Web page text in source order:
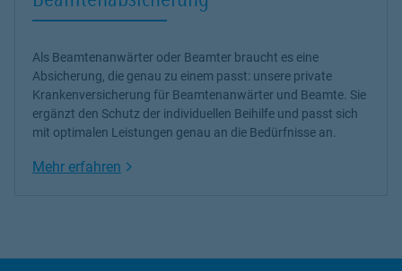
Als Beamtenanwärter oder Beamter braucht es eine
Absicherung, die genau zu einem passt: unsere private
Krankenversicherung für Beamtenanwärter und Beamte. Sie
ergänzt den Schutz der individuellen Beihilfe und passt sich
mit optimalen Leistungen genau an die Bedürfnisse an.
Mehr erfahren Link Opens in New Tab